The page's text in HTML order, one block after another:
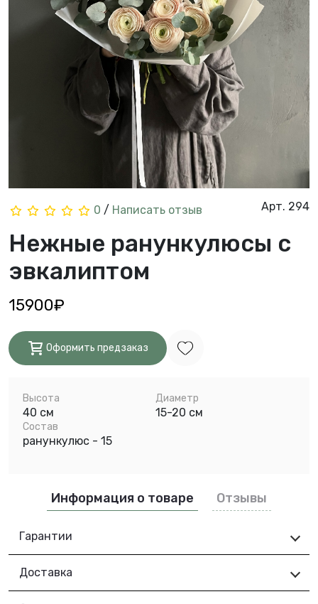
0 / Написать отзыв Арт. 294
Нежные ранункулюсы с
эвкалиптом
15900₽
Оформить предзаказ
Высота
40 см
Диаметр
15-20 см
Состав
ранункулюс - 15
Информация о товаре Отзывы
Гарантии
Доставка